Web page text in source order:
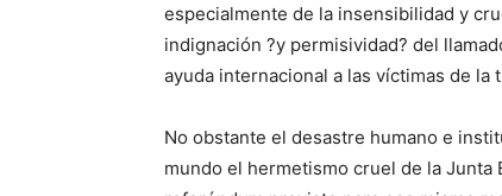
especialmente de la insensibilidad y
indignación ?y permisividad? del
ayuda internacional a las víctimas de la
No obstante el desastre humano e
mundo el hermetismo cruel de la Junta